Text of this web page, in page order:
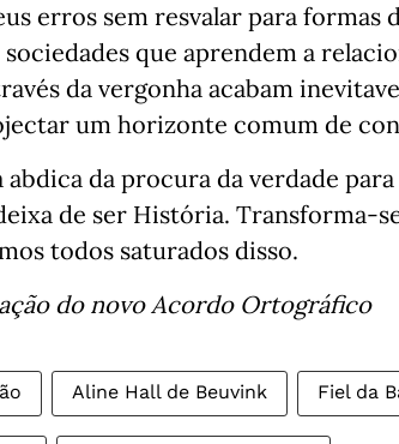
erros sem resvalar para formas
que aprendem a
da vergonha acabam
um horizonte comum de
da procura da verdade
de ser História. Transforma-
todos saturados disso.
do novo Acordo Ortográfico
Aline Hall de Beuvink Fiel da